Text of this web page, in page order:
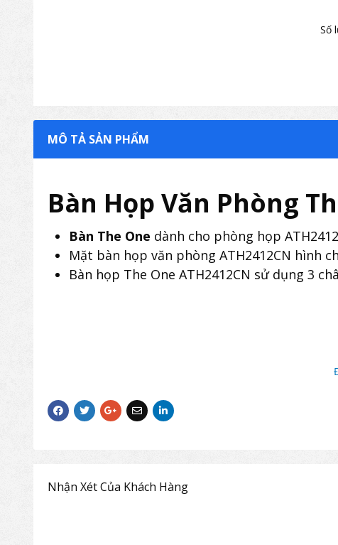
Số
MÔ TẢ SẢN PHẨM
Bàn Họp Văn Phòng
Bàn The One dành cho phòng họp
Mặt bàn họp văn phòng ATH2412CN hình
Bàn họp The One ATH2412CN sử dụng 3
Nhận Xét Của Khách Hàng